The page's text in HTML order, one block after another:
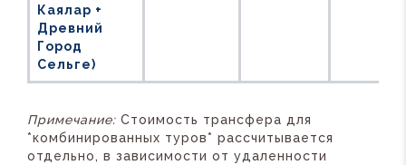
Каялар +
Древний
Город
Сельге)
Примечание: Стоимость трансфера для
*комбинированных туров* рассчитывается
отдельно, в зависимости от удаленности